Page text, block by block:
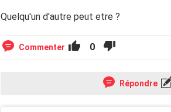
Quelqu'un d'autre peut etre ?
Commenter 0
Répondre